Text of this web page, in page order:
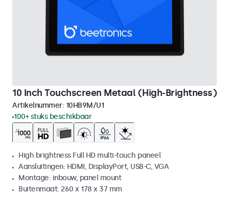
10 Inch Touchscreen Metaal (High-Brightness)
Artikelnummer: 10HB9M/U1
100+ stuks beschikbaar
High brightness Full HD multi-touch paneel
Aansluitingen: HDMI, DisplayPort, USB-C, VGA
Montage: inbouw, panel mount
Buitenmaat: 260 x 178 x 37 mm